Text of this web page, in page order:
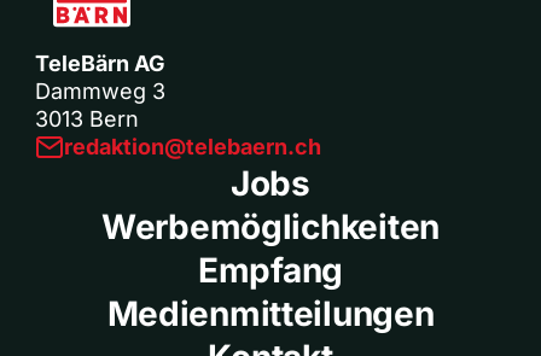
TeleBärn AG
Dammweg 3
3013 Bern
redaktion@telebaern.ch
Jobs
Werbemöglichkeiten
Empfang
Medienmitteilungen